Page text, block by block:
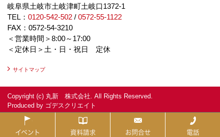
岐阜県土岐市土岐津町土岐口1372-1
TEL： 0120-542-502 / 0572-55-1122
FAX：0572-54-3210
＜営業時間＞8:00～17:00
＜定休日＞土・日・祝日 定休
サイトマップ
Copyright (c) 丸新 株式会社. All Rights Reserved.
Produced by ゴデスクリエイト
イベント 資料請求 お問合せ 電話